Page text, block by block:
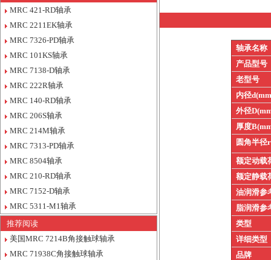
MRC 421-RD轴承
MRC 2211EK轴承
MRC 7326-PD轴承
MRC 101KS轴承
MRC 7138-D轴承
MRC 222R轴承
MRC 140-RD轴承
MRC 206S轴承
MRC 214M轴承
MRC 7313-PD轴承
MRC 8504轴承
MRC 210-RD轴承
MRC 7152-D轴承
MRC 5311-M1轴承
推荐阅读
美国MRC 7214B角接触球轴承
MRC 71938C角接触球轴承
轴承名称
产品型号
老型号
内径
外径
厚度
圆角半径r
额定动载
额定静载
油润滑参
脂润滑参
类型
详细类型
品牌